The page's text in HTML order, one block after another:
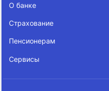
О банке
Страхование
Пенсионерам
Сервисы